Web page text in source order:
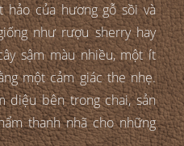
hảo của hương gỗ sồi và
như rượu sherry hay
sậm màu nhiều, một ít
một cảm giác the nhẹ.
diệu bên trong chai, sản
thanh nhã cho những